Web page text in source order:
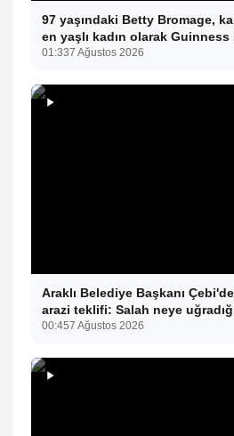
97 yaşındaki Betty Bromage,
en yaşlı kadın olarak
kırdı
01:337 Ağustos 2026
Araklı Belediye Başkanı
arazi teklifi: Salah neye
00:457 Ağustos 2026